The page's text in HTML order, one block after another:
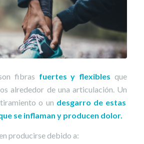
fibras fuertes y flexibles que
alrededor de una articulación. Un
o un desgarro de estas
se inflaman y producen dolor.
producirse debido a: